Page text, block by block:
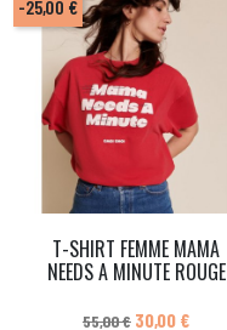
T-SHIRT FEMME MAMA
NEEDS A MINUTE ROUGE
Prix de base
55,00 € Prix
30,00 €
-25,00 €